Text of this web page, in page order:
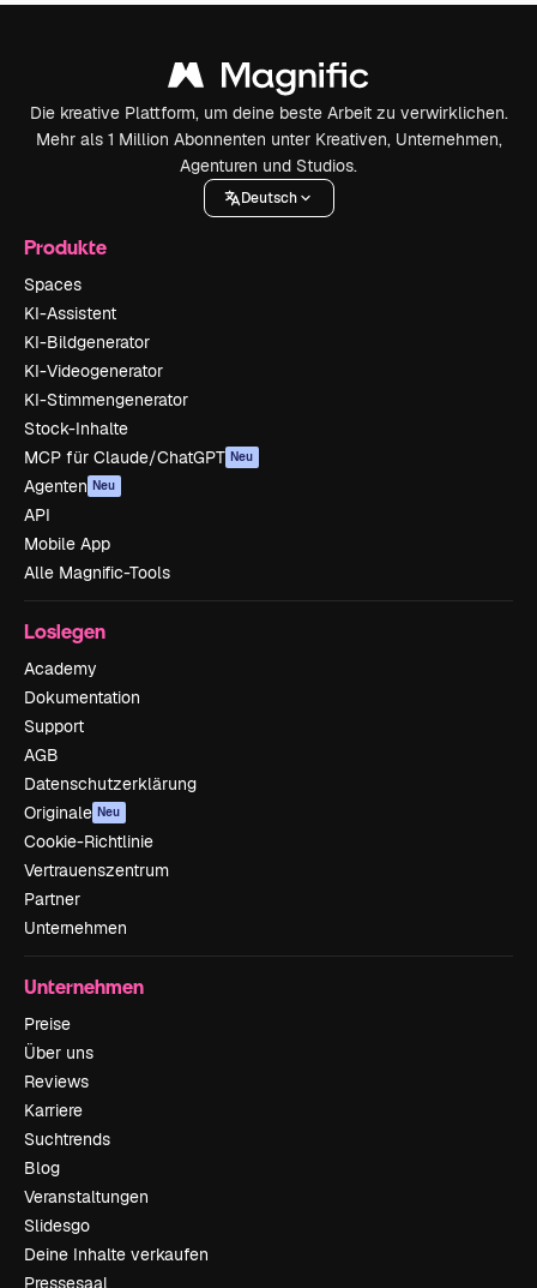
Die kreative Plattform, um deine beste Arbeit zu verwirklichen.
Mehr als 1 Million Abonnenten unter Kreativen, Unternehmen,
Agenturen und Studios.
Deutsch
Produkte
Spaces
KI-Assistent
KI-Bildgenerator
KI-Videogenerator
KI-Stimmengenerator
Stock-Inhalte
MCP für Claude/ChatGPT Neu
Agenten Neu
API
Mobile App
Alle Magnific-Tools
Loslegen
Academy
Dokumentation
Support
AGB
Datenschutzerklärung
Originale Neu
Cookie-Richtlinie
Vertrauenszentrum
Partner
Unternehmen
Unternehmen
Preise
Über uns
Reviews
Karriere
Suchtrends
Blog
Veranstaltungen
Slidesgo
Deine Inhalte verkaufen
Pressesaal